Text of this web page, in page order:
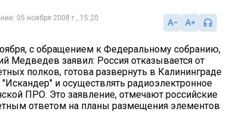
05 ноября 2008 г., 15:20
с обращением к Федеральному собранию,
Медведев заявил: Россия отказывается от
полков, готова развернуть в Калининграде
и осуществлять радиоэлектронное
ПРО. Это заявление, отмечают российские
ответом на планы размещения элементов